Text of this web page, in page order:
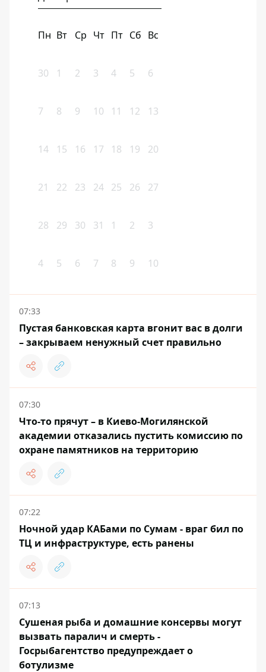
Пн Вт Ср Чт Пт Сб Вс
30 1 2 3 4 5 6
7 8 9 10 11 12 13
14 15 16 17 18 19 20
21 22 23 24 25 26 27
28 29 30 31 1 2 3
4 5 6 7 8 9 10
07:33
Пустая банковская карта вгонит вас в долги
– закрываем ненужный счет правильно
07:30
Что-то прячут – в Киево-Могилянской
академии отказались пустить комиссию по
охране памятников на территорию
07:22
Ночной удар КАБами по Сумам - враг бил по
ТЦ и инфраструктуре, есть ранены
07:13
Сушеная рыба и домашние консервы могут
вызвать паралич и смерть -
Госрыбагентство предупреждает о
ботулизме